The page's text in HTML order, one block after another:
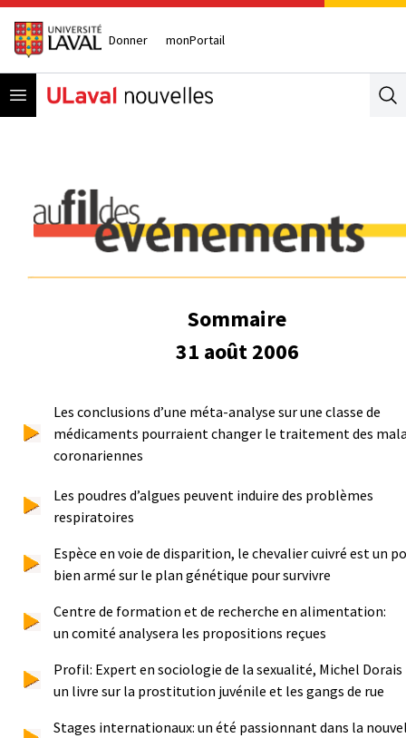
Donner monPortail
Open menu
Sommaire
31 août2006
Les conclusions d’une méta-analyse sur une classe de
médicaments pourraient changer le traitement des
coronariennes
Les poudres d’algues peuvent induire des problèmes
respiratoires
Espèce en voie de disparition, le chevalier cuivré est un
bien armé sur le plan génétique pour survivre
Centre de formation et de recherche en alimentation:
un comité analysera les propositions reçues
Profil: Expert en sociologie de la sexualité, Michel
un livre sur la prostitution juvénile et les gangs de rue
Stages internationaux: un été passionnant dans la